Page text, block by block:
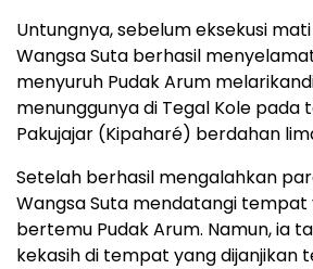
Untungnya, sebelum eksekusi
Wangsa Suta berhasil
menyuruh Pudak Arum
menunggunya di Tegal Kole
Pakujajar (Kipaharé) berdahan
Setelah berhasil mengalahkan
Wangsa Suta mendatangi tempat
bertemu Pudak Arum. Namun, ia
kekasih di tempat yang dijanjikan